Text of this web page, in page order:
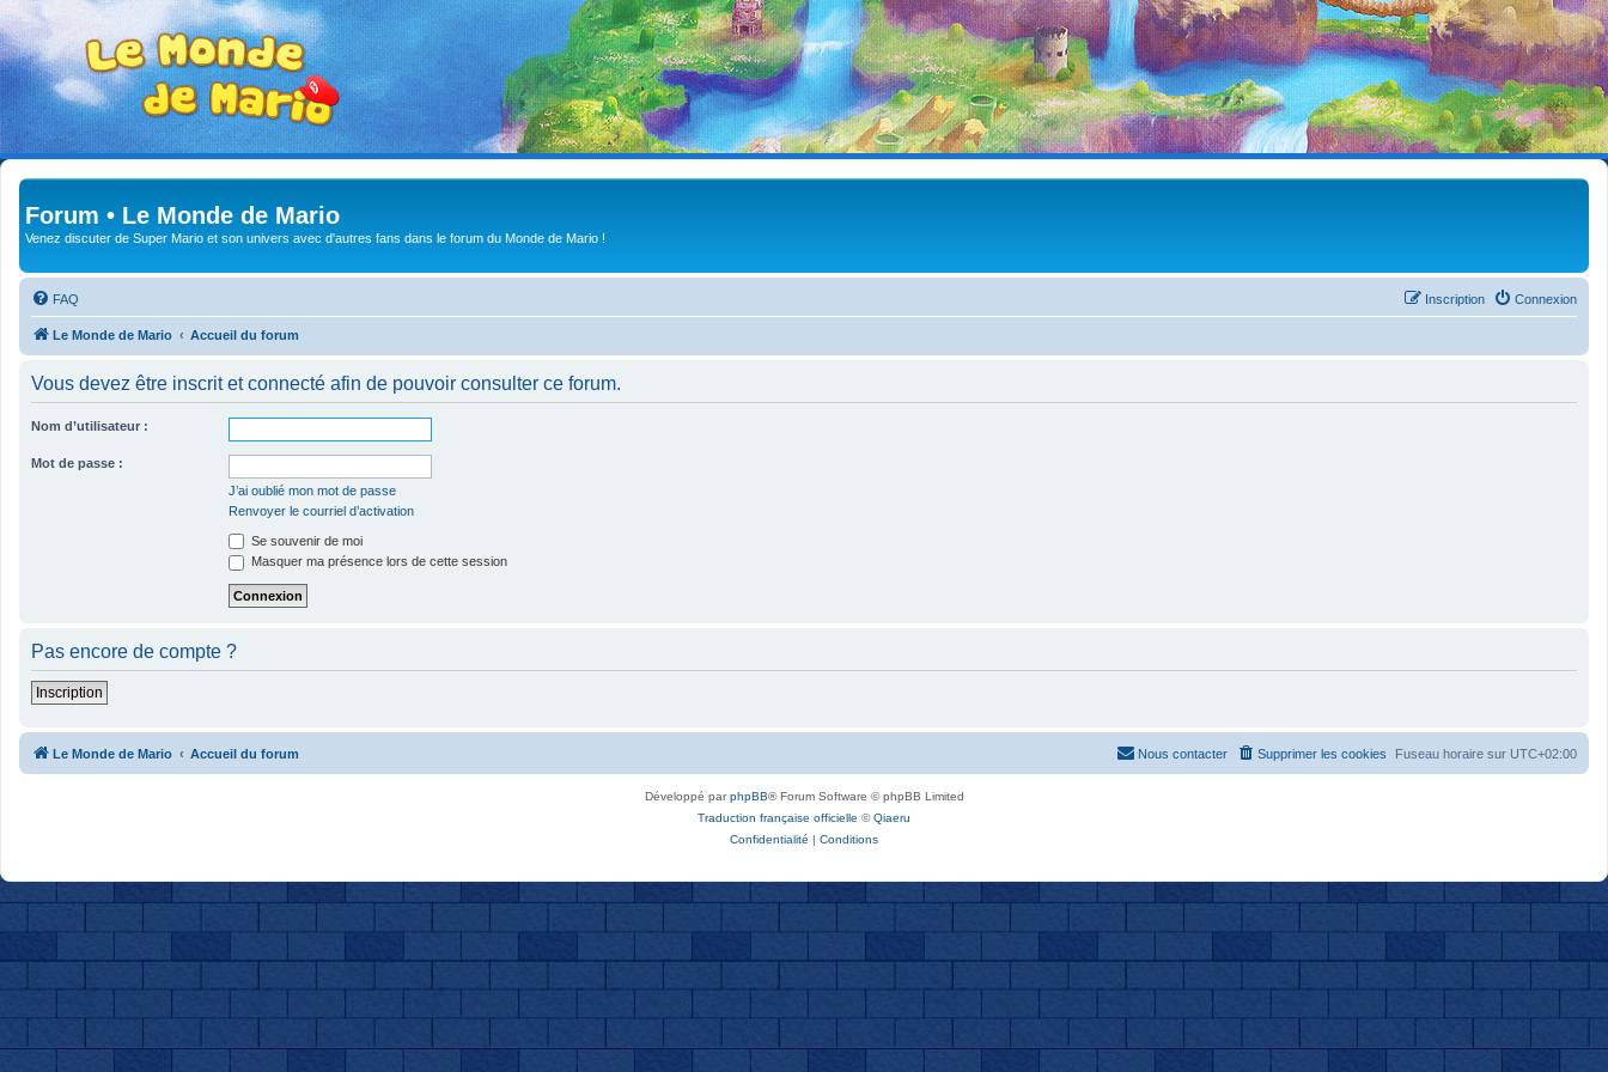
Forum • Le Monde de Mario
Venez discuter de Super Mario et son univers avec d'autres fans dans le forum du Monde de Mario !
FAQ Connexion
Inscription
Le Monde de Mario Accueil du forum
Vous devez être inscrit et connecté afin de pouvoir consulter ce forum.
Nom d’utilisateur :
Mot de passe :
J’ai oublié mon mot de passe
Renvoyer le courriel d’activation
Se souvenir de moi
Masquer ma présence lors de cette session
Pas encore de compte ?
Inscription
Le Monde de Mario Accueil du forum Fuseau horaire sur UTC+02:00
Supprimer les cookies
Nous contacter
Développé parphpBB® Forum Software © phpBB Limited
Traduction française officielle ©Qiaeru
Confidentialité | Conditions